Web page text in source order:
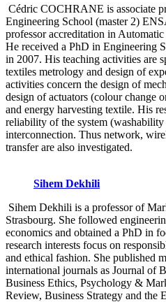
Cédric COCHRANE is associate
Engineering School (master 2)
professor accreditation in
He received a PhD in Engineering
in 2007. His teaching activities are
textiles metrology and design of
activities concern the design of
design of actuators (colour change
and energy harvesting textile. His
reliability of the system
interconnection. Thus network,
transfer are also investigated.
Sihem Dekhili
Sihem Dekhili is a professor of
Strasbourg. She followed
economics and obtained a PhD in
research interests focus on
and ethical fashion. She published
international journals as Journal of
Business Ethics, Psychology &
Review, Business Strategy and the